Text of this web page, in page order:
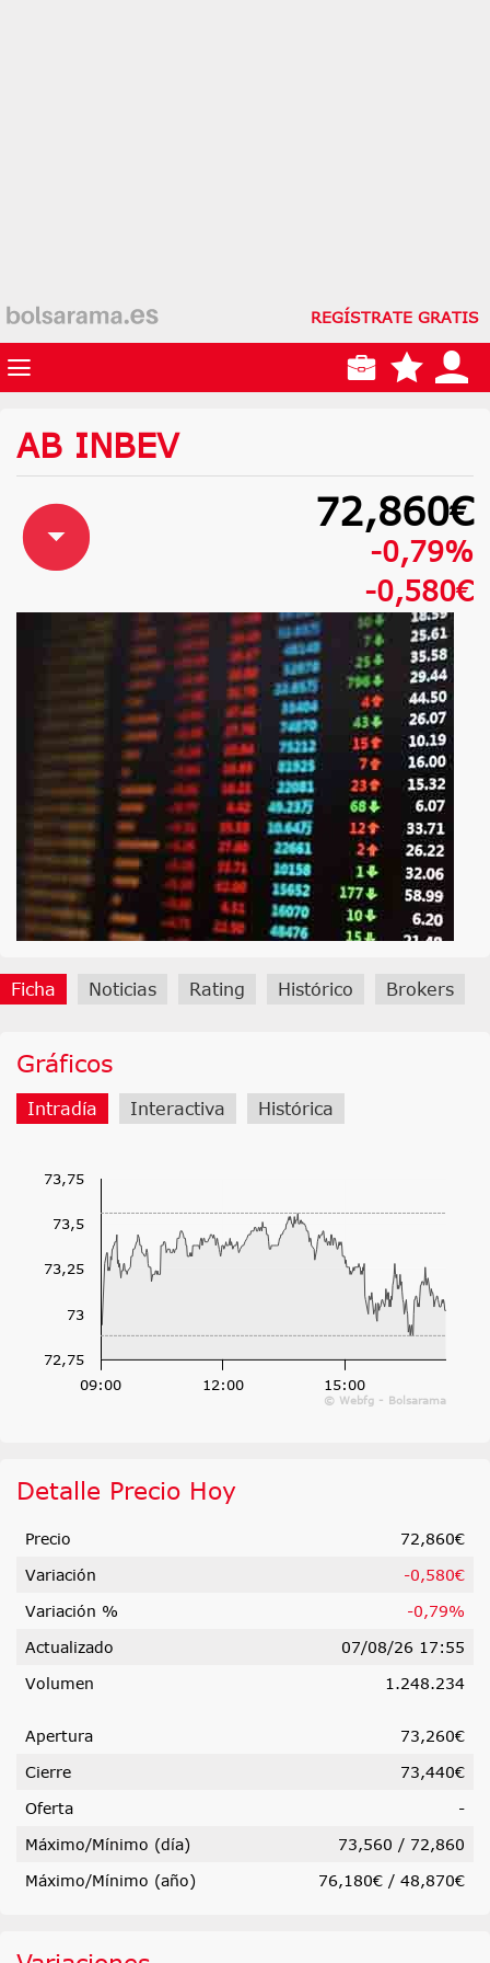
REGÍSTRATE GRATIS
AB INBEV
72,860€
-0,79%
-0,580€
Ficha Noticias Rating Histórico Brokers
Gráficos
Intradía Interactiva Histórica
12:00
09:00 15:00
72,75
73
73,25
73,5
73,75
© Webfg - Bolsarama
Detalle Precio Hoy
Precio
72,860€
Variación
-0,580€
Variación %
-0,79%
Actualizado
07/08/26 17:55
Volumen
1.248.234
Apertura
73,260€
Cierre
73,440€
Oferta
-
Máximo/Mínimo (día)
73,560 / 72,860
Máximo/Mínimo (año)
76,180€ / 48,870€